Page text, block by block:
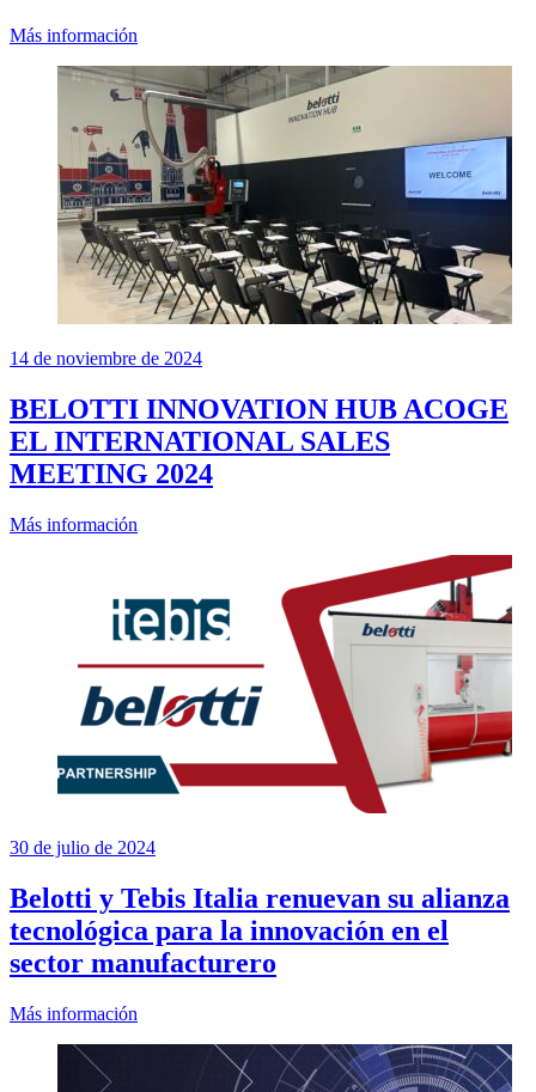
Más información
14 de noviembre de 2024
BELOTTI INNOVATION HUB ACOGE
EL INTERNATIONAL SALES
MEETING 2024
Más información
30 de julio de 2024
Belotti y Tebis Italia renuevan su alianza
tecnológica para la innovación en el
sector manufacturero
Más información